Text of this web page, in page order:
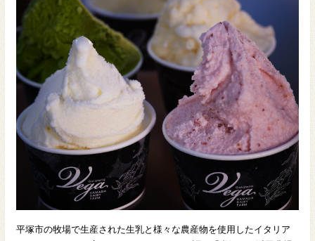
平塚市の牧場で生産された生乳と様々な農産物を使用したイタリア